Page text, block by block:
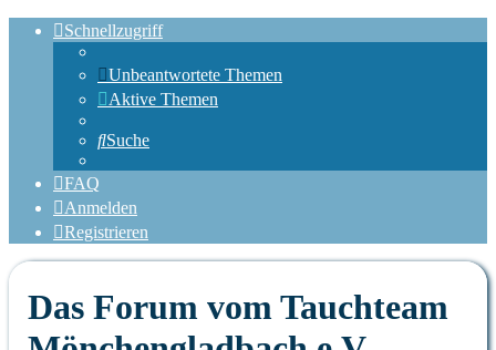
Schnellzugriff
Unbeantwortete Themen
Aktive Themen
Suche
FAQ
Anmelden
Registrieren
Das Forum vom Tauchteam